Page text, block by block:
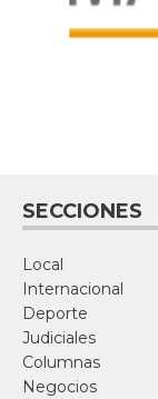
SECCIONES
Local
Internacional
Deporte
Judiciales
Columnas
Negocios